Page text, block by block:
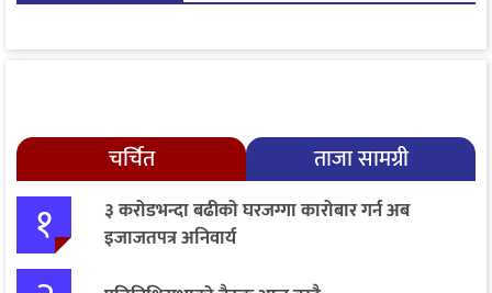
चर्चित ताजा सामग्री
१
३ करोडभन्दा बढीको घरजग्गा कारोबार गर्न अब
इजाजतपत्र अनिवार्य